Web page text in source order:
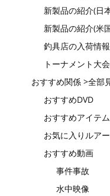
新製品の紹介(日
新製品の紹介(米
釣具店の入荷情報
トーナメント大
おすすめ関係 >全部
おすすめDVD
おすすめアイテム
お気に入りルアー
おすすめ動画
事件事故
水中映像